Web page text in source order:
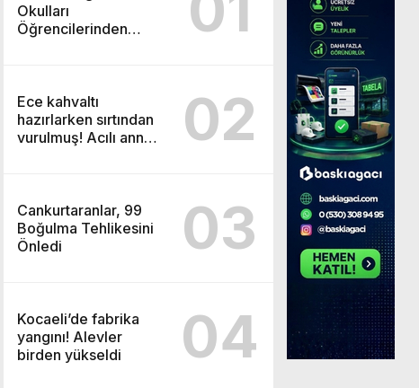
Okulları
Öğrencilerinden
Ece kahvaltı
hazırlarken sırtından
vurulmuş! Acılı anne:
02
Cankurtaranlar, 99
Boğulma Tehlikesini
Önledi
03
Kocaeli’de fabrika
yangını! Alevler
birden yükseldi
04